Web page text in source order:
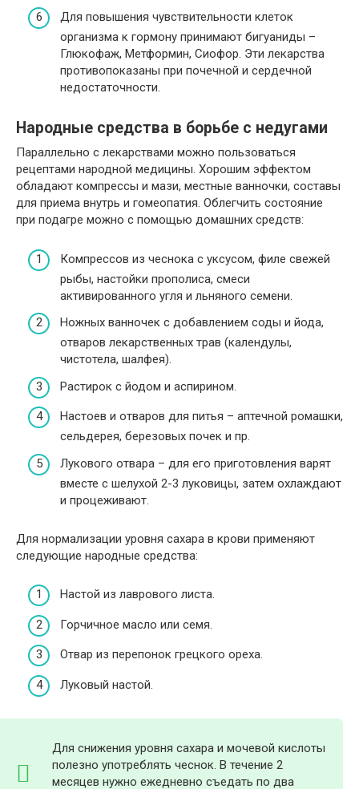
Для повышения чувствительности клеток
организма к гормону принимают бигуаниды –
Глюкофаж, Метформин, Сиофор. Эти лекарства
противопоказаны при почечной и сердечной
недостаточности.
Народные средства в борьбе с недугами
Параллельно с лекарствами можно пользоваться
рецептами народной медицины. Хорошим эффектом
обладают компрессы и мази, местные ванночки, составы
для приема внутрь и гомеопатия. Облегчить состояние
при подагре можно с помощью домашних средств:
Компрессов из чеснока с уксусом, филе свежей
рыбы, настойки прополиса, смеси
активированного угля и льняного семени.
Ножных ванночек с добавлением соды и йода,
отваров лекарственных трав (календулы,
чистотела, шалфея).
Растирок с йодом и аспирином.
Настоев и отваров для питья – аптечной ромашки,
сельдерея, березовых почек и пр.
Лукового отвара – для его приготовления варят
вместе с шелухой 2-3 луковицы, затем охлаждают
и процеживают.
Для нормализации уровня сахара в крови применяют
следующие народные средства:
Настой из лаврового листа.
Горчичное масло или семя.
Отвар из перепонок грецкого ореха.
Луковый настой.
Для снижения уровня сахара и мочевой кислоты
полезно употреблять чеснок. В течение 2
месяцев нужно ежедневно съедать по два